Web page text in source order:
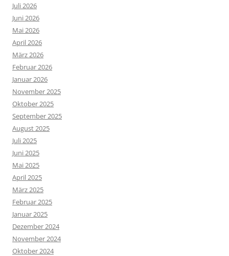
Juli 2026
Juni 2026
Mai 2026
April 2026
März 2026
Februar 2026
Januar 2026
November 2025
Oktober 2025
September 2025
August 2025
Juli 2025
Juni 2025
Mai 2025
April 2025
März 2025
Februar 2025
Januar 2025
Dezember 2024
November 2024
Oktober 2024